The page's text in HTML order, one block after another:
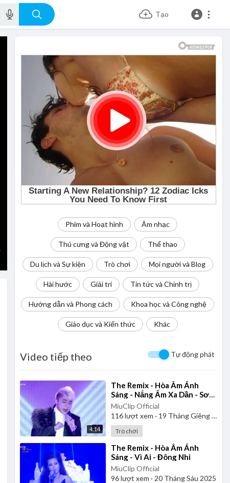
Tạo
Phim và Hoạt hình Âm nhạc
Thú cưng và Động vật Thể thao
Du lịch và Sự kiện Trò chơi Mọi người và Blog
Hài hước Giải trí Tin tức và Chính trị
Hướng dẫn và Phong cách Khoa học và Công nghệ
Giáo dục và Kiến thức Khác
Video tiếp theo Tự động phát
4:14
⁣The Remix - Hòa Âm Ánh
Sáng - Nắng Ấm Xa Dần - Sơn
Tùng M-TP
MiuClip Official
116lượt xem · 19 Tháng Giêng 2025
Trò chơi
⁣The Remix - Hòa Âm Ánh
Sáng - Vì Ai - Đông Nhi
MiuClip Official
96lượt xem · 20 Tháng Sáu 2025